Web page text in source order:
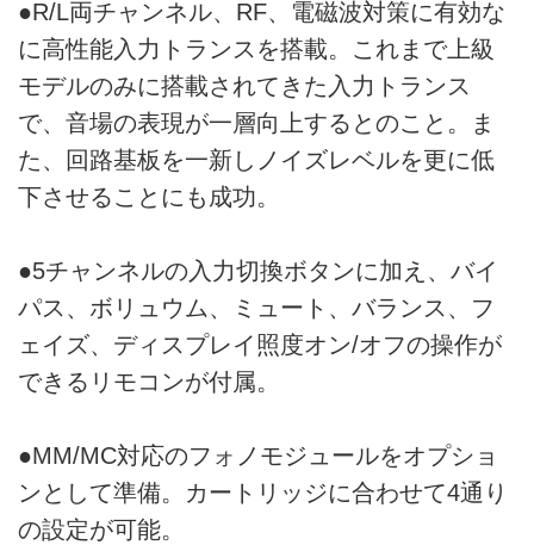
●R/L両チャンネル、RF、電磁波対策に有効な
に高性能入力トランスを搭載。これまで上級
モデルのみに搭載されてきた入力トランス
で、音場の表現が一層向上するとのこと。ま
た、回路基板を一新しノイズレベルを更に低
下させることにも成功。
●5チャンネルの入力切換ボタンに加え、バイ
パス、ボリュウム、ミュート、バランス、フ
ェイズ、ディスプレイ照度オン/オフの操作が
できるリモコンが付属。
●MM/MC対応のフォノモジュールをオプショ
ンとして準備。カートリッジに合わせて4通り
の設定が可能。